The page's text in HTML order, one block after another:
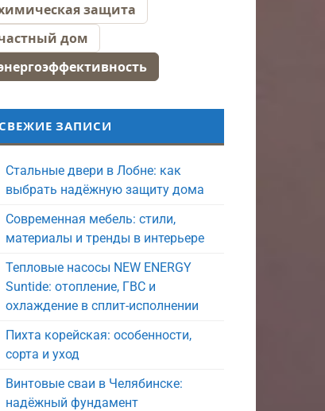
защита
дом
СВЕЖИЕ ЗАПИСИ
Стальные двери в Лобне: как
выбрать надёжную защиту дома
Современная мебель: стили,
материалы и тренды в интерьере
Тепловые насосы NEW ENERGY
Suntide: отопление, ГВС и
охлаждение в сплит-исполнении
Пихта корейская: особенности,
сорта и уход
Винтовые сваи в Челябинске:
надёжный фундамент